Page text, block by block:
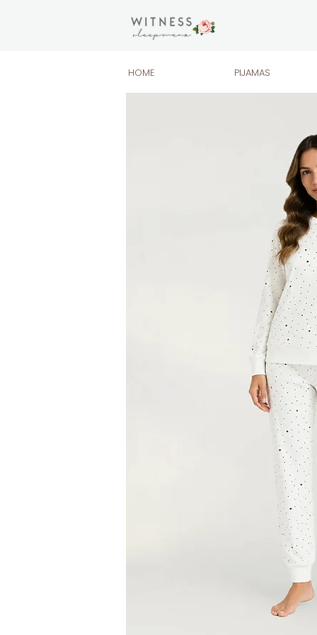
HOME PIJAMAS